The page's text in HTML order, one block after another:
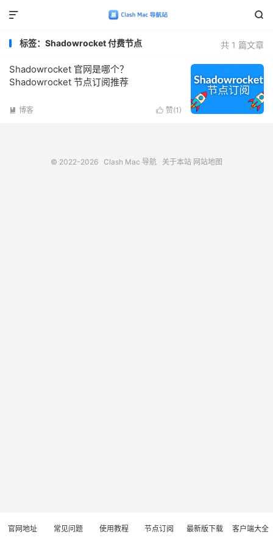


共 1 篇文章
标签：Shadowrocket 付费节点
Shadowrocket 官网是哪个？
Shadowrocket 节点订阅推荐
 赞(1 )
 博客
© 2022-2026 Clash Mac 导航 关于本站 网站地图
官网地址 常见问题 使用教程 节点订阅 最新版下载 客户端大全